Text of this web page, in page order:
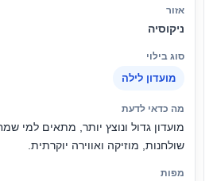
ניקוסיה
מועדון לילה
מועדון גדול ונוצץ יותר, מתאים למי
שולחנות, מוזיקה ואווירה יוקרתית.